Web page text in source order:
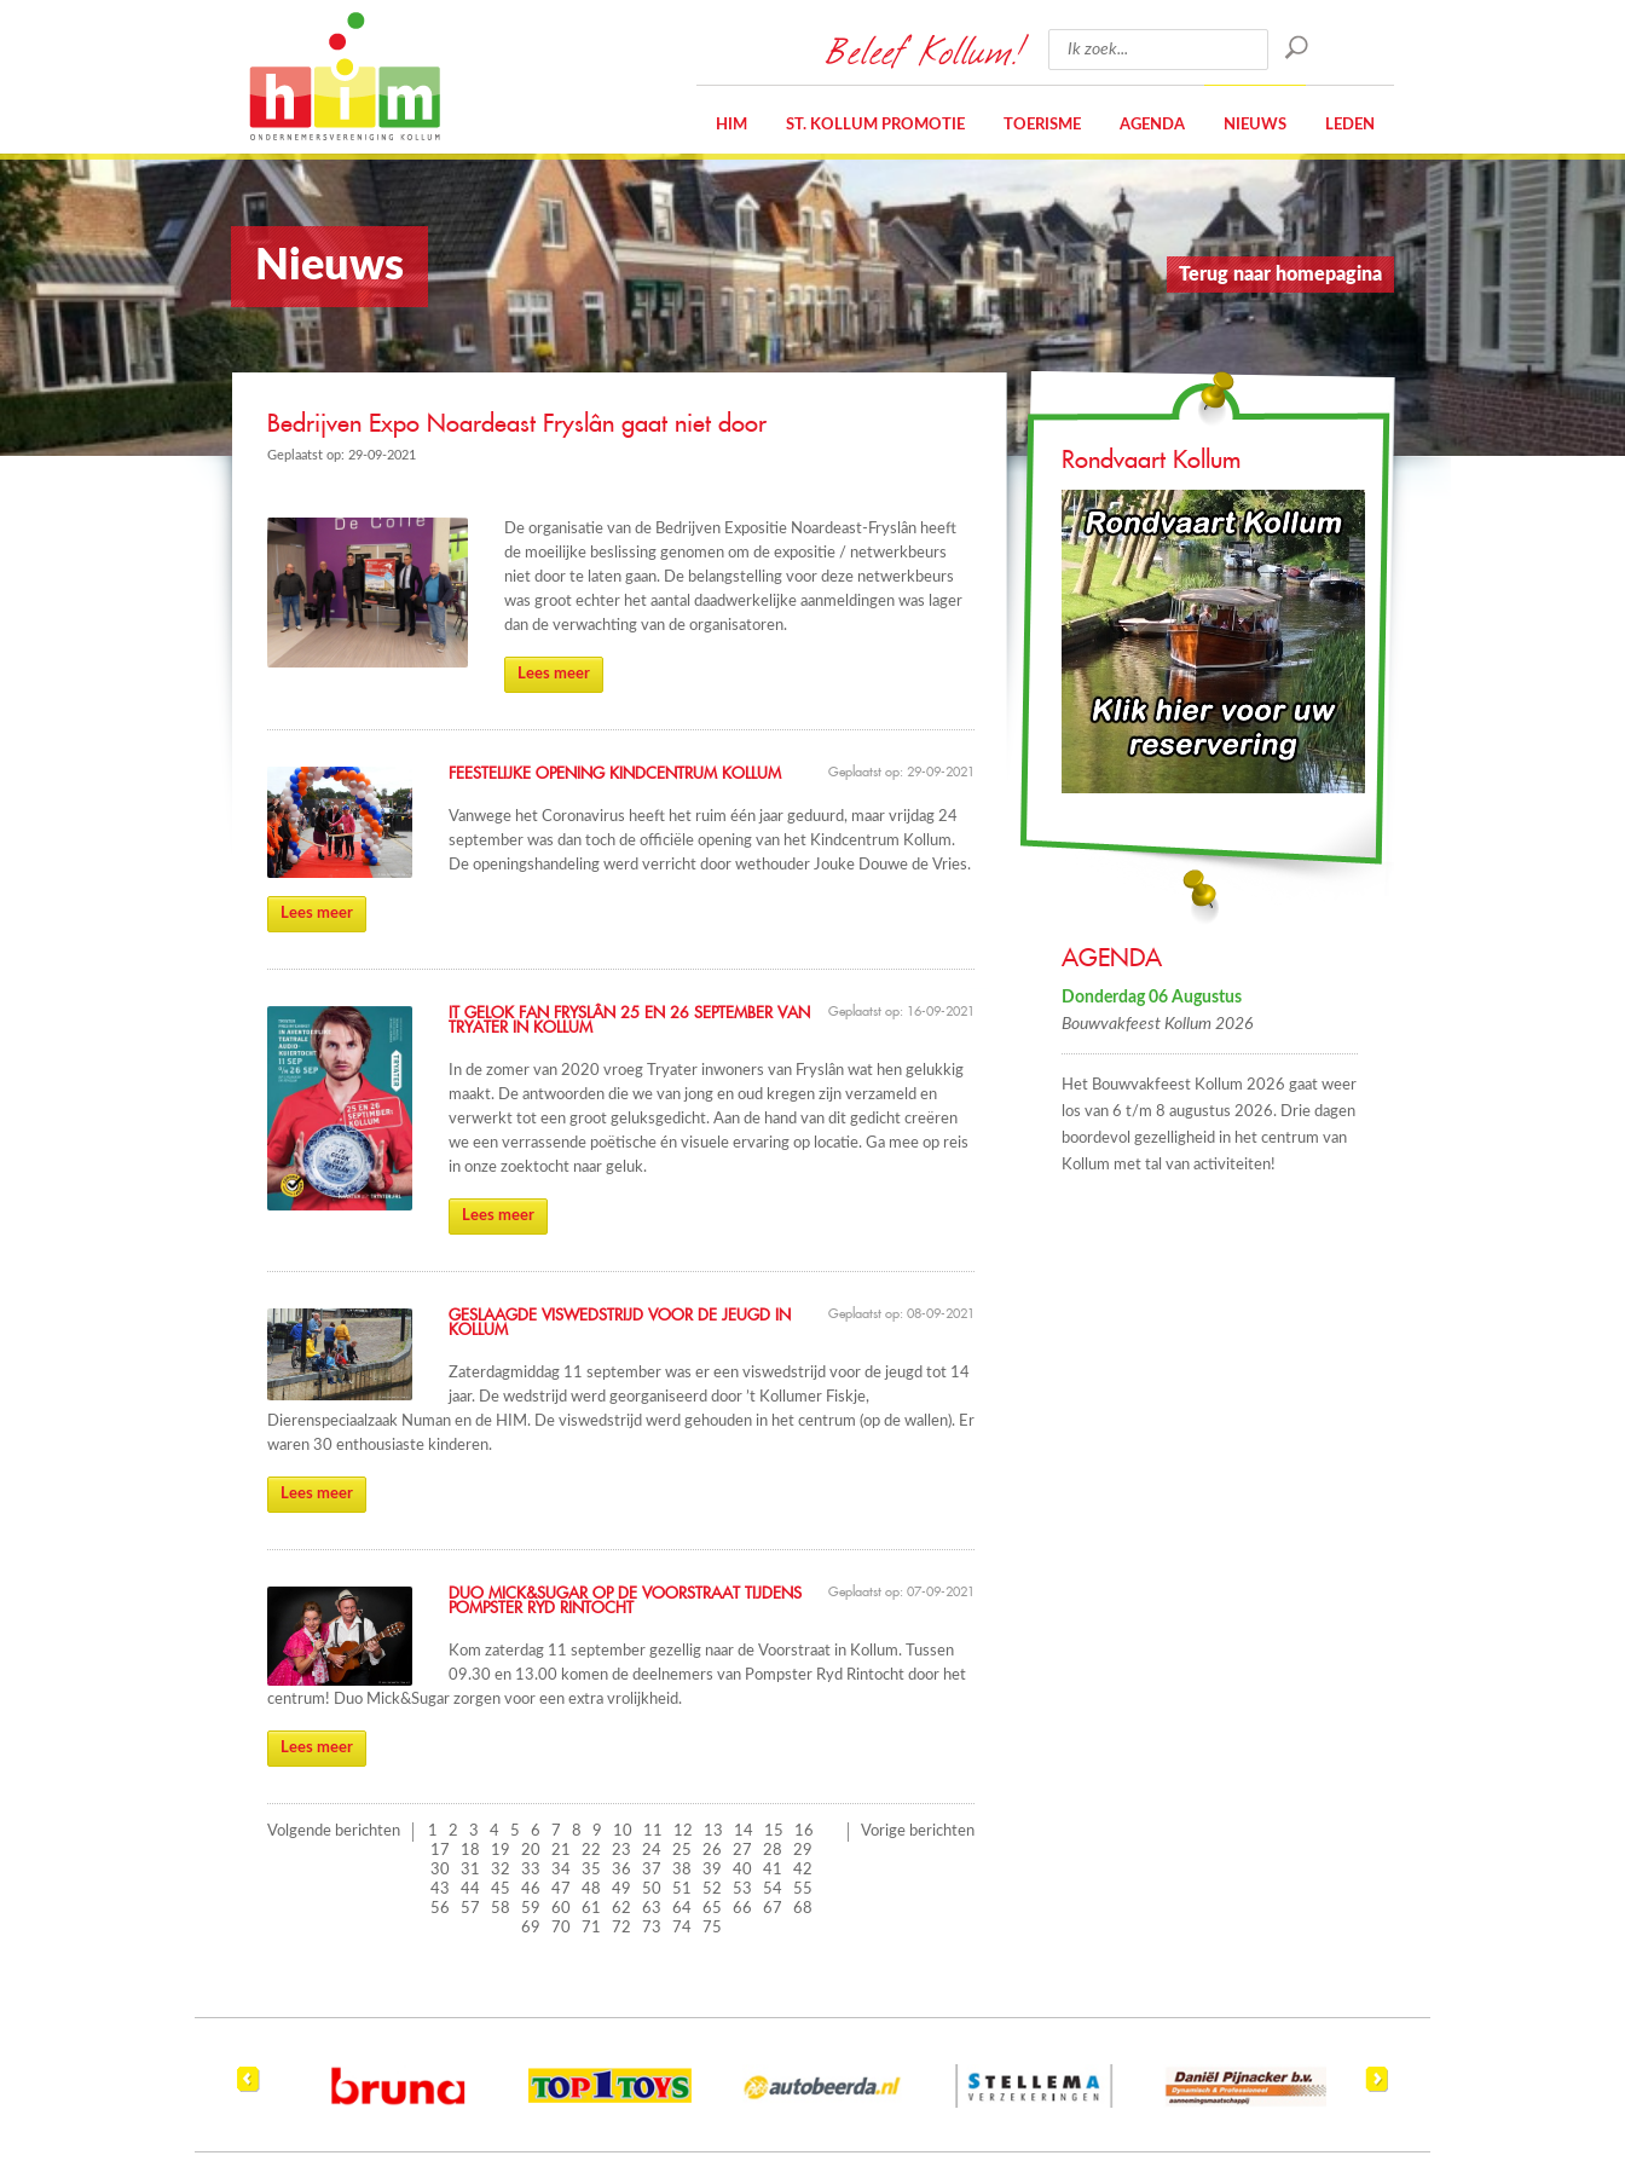
Beleef Kollum!
HIM ST. KOLLUM PROMOTIE TOERISME AGENDA NIEUWS LEDEN
Nieuws Terug naar homepagina
Bedrijven Expo Noardeast Fryslân gaat niet door
Geplaatst op: 29-09-2021
De organisatie van de Bedrijven Expositie Noardeast-Fryslân heeft
de moeilijke beslissing genomen om de expositie / netwerkbeurs
niet door te laten gaan. De belangstelling voor deze netwerkbeurs
was groot echter het aantal daadwerkelijke aanmeldingen was lager
dan de verwachting van de organisatoren.
Lees meer
Geplaatst op: 29-09-2021
FEESTELIJKE OPENING KINDCENTRUM KOLLUM
Vanwege het Coronavirus heeft het ruim één jaar geduurd, maar vrijdag 24
september was dan toch de officiële opening van het Kindcentrum Kollum.
De openingshandeling werd verricht door wethouder Jouke Douwe de Vries.
Lees meer
Geplaatst op: 16-09-2021
IT GELOK FAN FRYSLÂN 25 EN 26 SEPTEMBER VAN
TRYATER IN KOLLUM
In de zomer van 2020 vroeg Tryater inwoners van Fryslân wat hen gelukkig
maakt. De antwoorden die we van jong en oud kregen zijn verzameld en
verwerkt tot een groot geluksgedicht. Aan de hand van dit gedicht creëren
we een verrassende poëtische én visuele ervaring op locatie. Ga mee op reis
in onze zoektocht naar geluk.
Lees meer
Geplaatst op: 08-09-2021
GESLAAGDE VISWEDSTRIJD VOOR DE JEUGD IN
KOLLUM
Zaterdagmiddag 11 september was er een viswedstrijd voor de jeugd tot 14
jaar. De wedstrijd werd georganiseerd door ’t Kollumer Fiskje,
Dierenspeciaalzaak Numan en de HIM. De viswedstrijd werd gehouden in het centrum (op de wallen). Er
waren 30 enthousiaste kinderen.
Lees meer
Geplaatst op: 07-09-2021
DUO MICK&SUGAR OP DE VOORSTRAAT TIJDENS
POMPSTER RYD RINTOCHT
Kom zaterdag 11 september gezellig naar de Voorstraat in Kollum. Tussen
09.30 en 13.00 komen de deelnemers van Pompster Ryd Rintocht door het
centrum! Duo Mick&Sugar zorgen voor een extra vrolijkheid.
Lees meer
Volgende berichten 1 2 3 4 5 6 7 8 9 10 11 12 13 14 15
16
17
18 19 20 21 22 23 24 25 26 27 28
29
30
31 32 33 34 35 36 37 38 39 40 41
42
43
44 45 46 47 48 49 50 51 52 53 54
55
56
57 58 59 60 61 62 63 64 65 66 67
68
69
70 71 72 73 74 75
Vorige berichten
Rondvaart Kollum
AGENDA
Donderdag 06 Augustus
Bouwvakfeest Kollum 2026
Het Bouwvakfeest Kollum 2026 gaat weer
los van 6 t/m 8 augustus 2026. Drie dagen
boordevol gezelligheid in het centrum van
Kollum met tal van activiteiten!